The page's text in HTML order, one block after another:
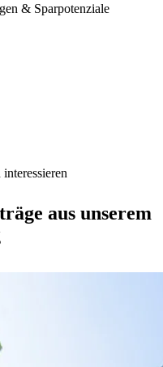
& Sparpotenziale
aus unserem